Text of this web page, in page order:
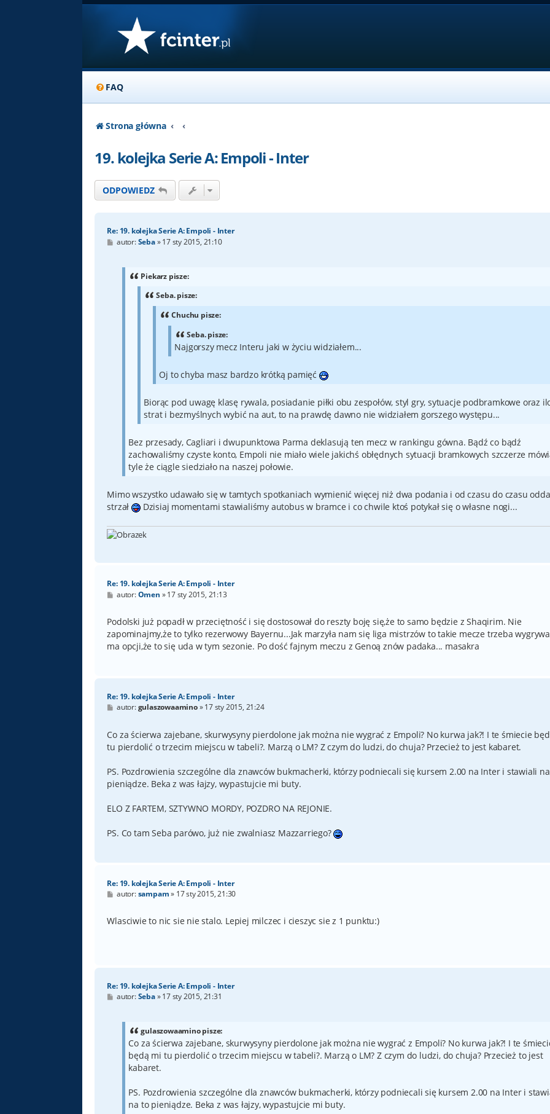
FAQ
Strona główna
19. kolejka Serie A: Empoli - Inter
ODPOWIEDZ
Re: 19. kolejka Serie A: Empoli - Inter
Pautor:Seba»17 sty 2015, 21:10
Piekarz pisze:
Seba. pisze:
Chuchu pisze:
Seba. pisze:
Najgorszy mecz Interu jaki w życiu widziałem...
Oj to chyba masz bardzo krótką pamięć
Biorąc pod uwagę klasę rywala, posiadanie piłki obu zespołów, styl gry, sytuacje podbramkowe oraz
strat i bezmyślnych wybić na aut, to na prawdę dawno nie widziałem gorszego występu...
Bez przesady, Cagliari i dwupunktowa Parma deklasują ten mecz w rankingu gówna. Bądź co bądź
zachowaliśmy czyste konto, Empoli nie miało wiele jakichś obłędnych sytuacji bramkowych szczerze
tyle że ciągle siedziało na naszej połowie.
Mimo wszystko udawało się w tamtych spotkaniach wymienić więcej niż dwa podania i od czasu do czasu
strzał
Dzisiaj momentami stawialiśmy autobus w bramce i co chwile ktoś potykał się o własne nogi...
Re: 19. kolejka Serie A: Empoli - Inter
P
t
autor:Omen »17 sty 2015, 21:13
Podolski już popadł w przeciętność i się dostosował do reszty boję się,że to samo będzie z Shaqirim. Nie
zapominajmy,że to tylko rezerwowy Bayernu...Jak marzyła nam się liga mistrzów to takie mecze trzeba
ma opcji,że to się uda w tym sezonie. Po dość fajnym meczu z Genoą znów padaka... masakra
Re: 19. kolejka Serie A: Empoli - Inter
P
t
autor:gulaszowaamino»17 sty 2015, 21:24
Co za ścierwa zajebane, skurwysyny pierdolone jak można nie wygrać z Empoli? No kurwa jak?! I te śmiecie
tu pierdolić o trzecim miejscu w tabeli?. Marzą o LM? Z czym do ludzi, do chuja? Przecież to jest kabaret.
PS. Pozdrowienia szczególne dla znawców bukmacherki, którzy podniecali się kursem 2.00 na Inter i stawiali
pieniądze. Beka z was łajzy, wypastujcie mi buty.
ELO Z FARTEM, SZTYWNO MORDY, POZDRO NA REJONIE.
PS. Co tam Seba parówo, już nie zwalniasz Mazzarriego?
Re: 19. kolejka Serie A: Empoli - Inter
P
t
autor:sampam» 17 sty 2015, 21:30
Wlasciwie to nic sie nie stalo. Lepiej milczec i cieszyc sie z 1 punktu:)
Re: 19. kolejka Serie A: Empoli - Inter
Pautor:Seba»17 sty 2015, 21:31
gulaszowaamino pisze:
Co za ścierwa zajebane, skurwysyny pierdolone jak można nie wygrać z Empoli? No kurwa jak?! I te
będą mi tu pierdolić o trzecim miejscu w tabeli?. Marzą o LM? Z czym do ludzi, do chuja? Przecież to jest
kabaret.
PS. Pozdrowienia szczególne dla znawców bukmacherki, którzy podniecali się kursem 2.00 na Inter i
na to pieniądze. Beka z was łajzy, wypastujcie mi buty.